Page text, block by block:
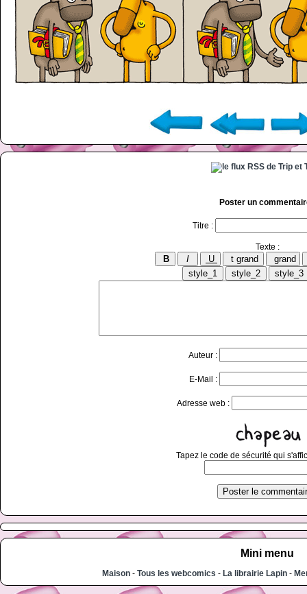
Poster un
Titre :
Texte :
Auteur :
E-Mail :
Adresse web :
Tapez le code de sécurité qui
Mini menu
Maison- Tous les webcomics - La librairie Lapin-